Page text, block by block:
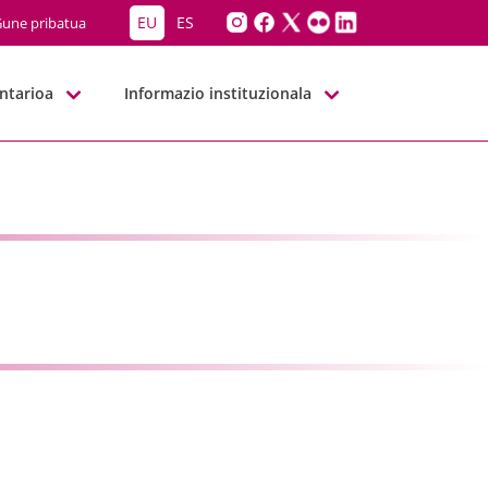
pribatua EU ES
Informazio instituzionala